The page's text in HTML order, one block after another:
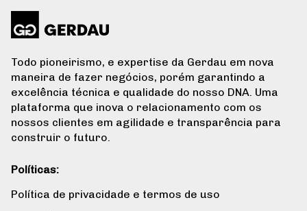
Todo pioneirismo, e expertise da Gerdau em nova
maneira de fazer negócios, porém garantindo a
excelência técnica e qualidade do nosso DNA. Uma
plataforma que inova o relacionamento com os
nossos clientes em agilidade e transparência para
construir o futuro.
Políticas:
Política de privacidade e termos de uso